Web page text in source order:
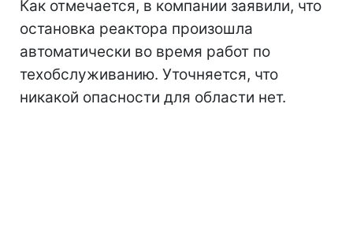
Как отмечается, в компании заявили, что
остановка реактора произошла
автоматически во время работ по
техобслуживанию. Уточняется, что
никакой опасности для области нет.